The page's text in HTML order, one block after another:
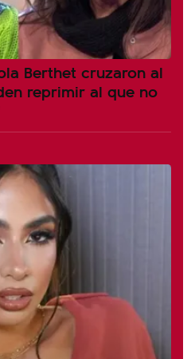
Berthet cruzaron al
reprimir al que no